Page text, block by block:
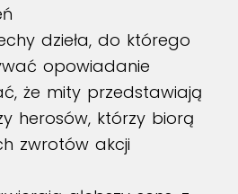
dzieła, do którego
opowiadanie
że mity przedstawiają
herosów, którzy biorą
zwrotów akcji